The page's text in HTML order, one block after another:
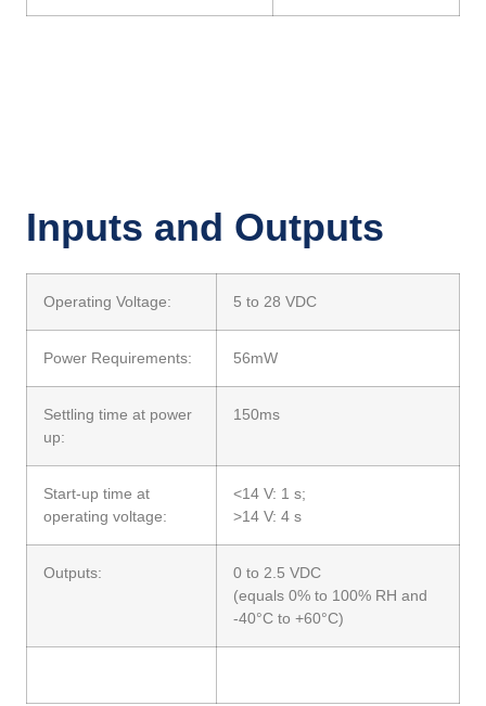
Inputs and Outputs
Operating Voltage: 5 to 28 VDC
Power Requirements: 56mW
Settling time at power
up:
150ms
Start-up time at
operating voltage:
<14 V: 1 s;
>14 V: 4 s
Outputs:
0 to 2.5 VDC
(equals 0% to 100% RH and
-40°C to +60°C)